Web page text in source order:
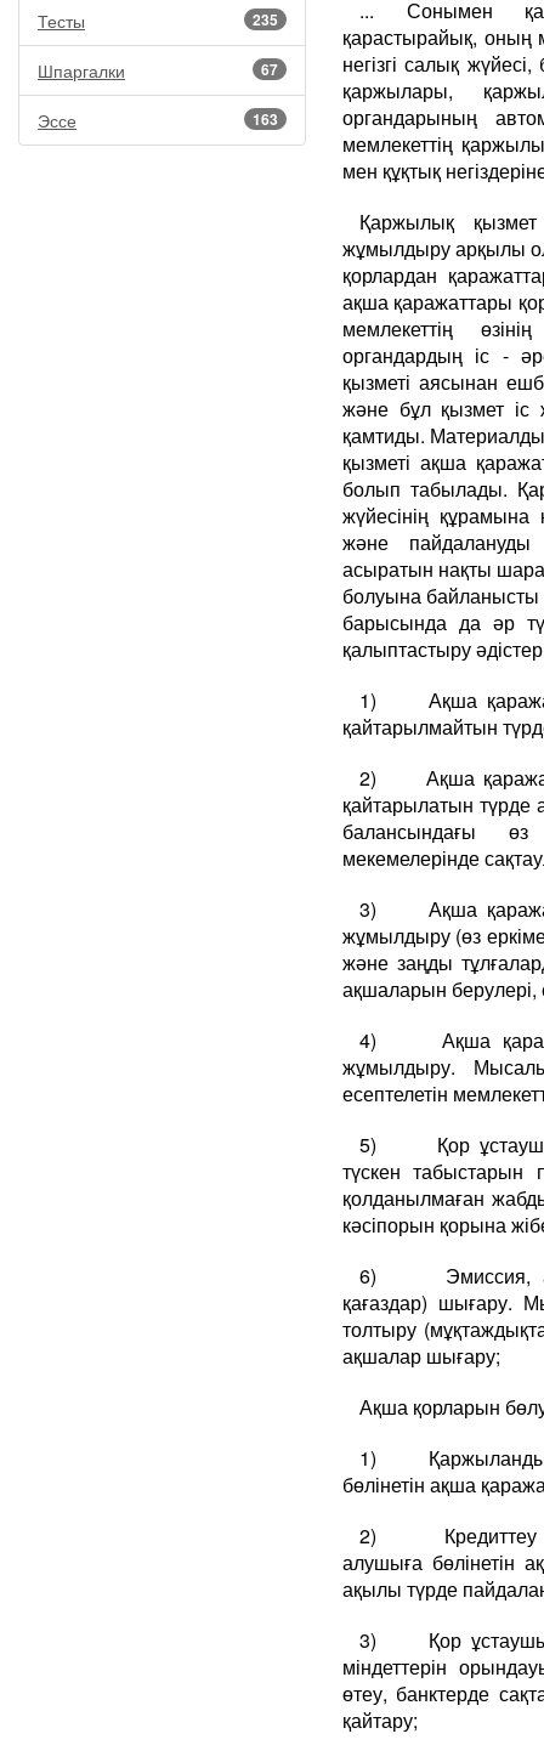
235
Тесты
67
Шпаргалки
163
Эссе
... Сонымен
қарастырайық, оның
негізгі салық
қаржылары,
органдарының
мемлекеттің
мен құқтық
Қаржылық
жұмылдыру арқылы
қорлардан
ақша қаражаттары
мемлекеттің
органдардың іс -
қызметі аясынан
және бұл қызмет іс
қамтиды.
қызметі ақша
болып табылады.
жүйесінің
және пайдалануды
асыратын нақты
болуына
барысында да әр
қалыптастыру
1) Ақша
қайтарылмайтын
2) Ақша
қайтарылатын
балансындағы
мекемелерінде
3) Ақша
жұмылдыру (өз
және заңды
ақшаларын
4) Ақша
жұмылдыру.
есептелетін
5) Қор
түскен
қолданылмаған
кәсіпорын қорына
6) Эмиссия,
қағаздар) шығару.
толтыру
ақшалар шығару;
Ақша қорларын
1) Қаржыландыру,
бөлінетін ақша
2) Кредиттеу
алушыға бөлінетін
ақылы түрде
3) Қор
міндеттерін
өтеу, банктерде
қайтару;